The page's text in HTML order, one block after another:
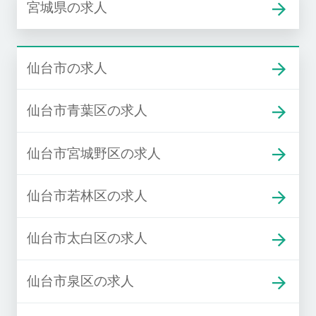
宮城県の求人
仙台市の求人
仙台市青葉区の求人
仙台市宮城野区の求人
仙台市若林区の求人
仙台市太白区の求人
仙台市泉区の求人